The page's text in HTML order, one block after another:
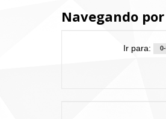
Navegando
Ir para: